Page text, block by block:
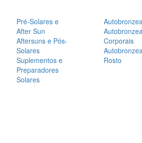
Pré-Solares e
After Sun
Aftersuns e Pós-
Solares
Suplementos e
Preparadores
Solares
Corporais
Rosto